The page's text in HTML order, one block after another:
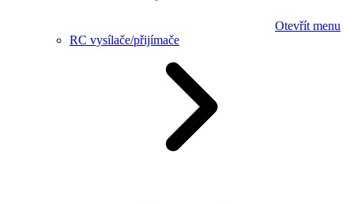
Otevřít menu
RC vysílače/přijímače